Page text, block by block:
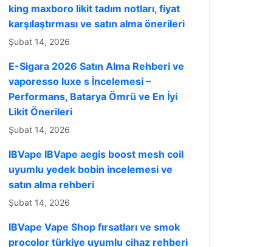
king maxboro likit tadım notları, fiyat
karşılaştırması ve satın alma önerileri
Şubat 14, 2026
E-Sigara 2026 Satın Alma Rehberi ve
vaporesso luxe s İncelemesi –
Performans, Batarya Ömrü ve En İyi
Likit Önerileri
Şubat 14, 2026
IBVape IBVape aegis boost mesh coil
uyumlu yedek bobin incelemesi ve
satın alma rehberi
Şubat 14, 2026
IBVape Vape Shop fırsatları ve smok
procolor türkiye uyumlu cihaz rehberi